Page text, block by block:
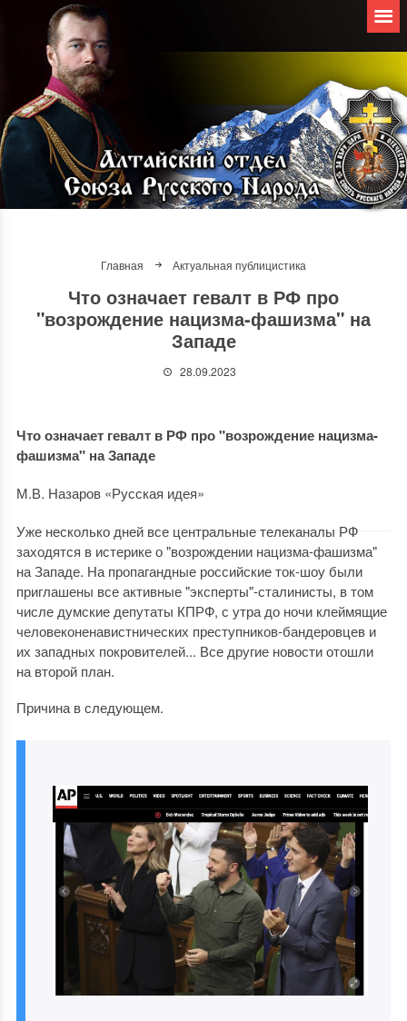
Главная Актуальная публицистика
Что означает гевалт в РФ про
"возрождение нацизма-фашизма" на
Западе
28.09.2023
Что означает гевалт в РФ про "возрождение нацизма-
фашизма" на Западе
М.В. Назаров «Русская идея»
Уже несколько дней все центральные телеканалы РФ
заходятся в истерике о "возрождении нацизма-фашизма"
на Западе. На пропагандные российские ток-шоу были
приглашены все активные "эксперты"-сталинисты, в том
числе думские депутаты КПРФ, с утра до ночи клеймящие
человеконенавистнических преступников-бандеровцев и
их западных покровителей... Все другие новости отошли
на второй план.
Причина в следующем.